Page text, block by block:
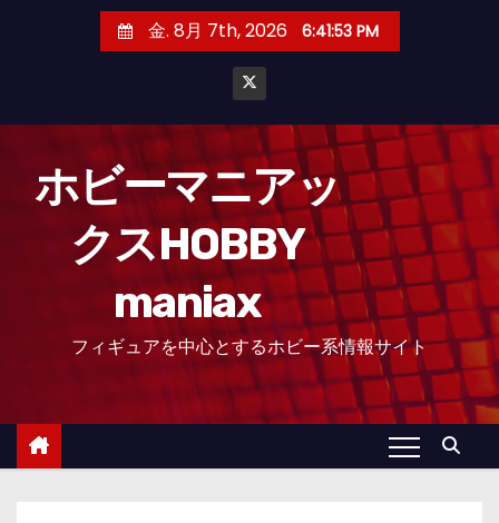
金. 8月 7th, 2026 6:41:53 PM
ホビーマニアッ
クスHOBBY
maniax
フィギュアを中心とするホビー系情報サイト